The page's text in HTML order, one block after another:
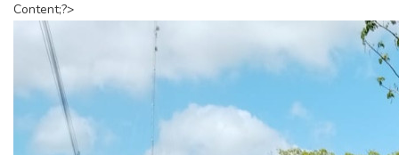
Content;?>